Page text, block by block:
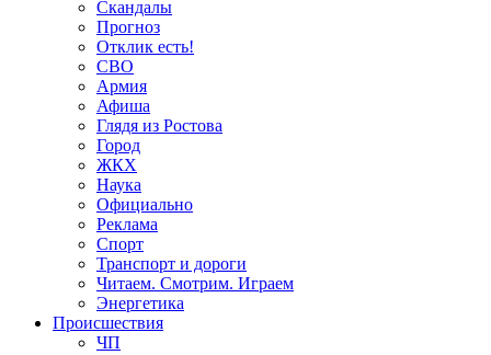
Скандалы
Прогноз
Отклик есть!
СВО
Армия
Афиша
Глядя из Ростова
Город
ЖКХ
Наука
Официально
Реклама
Спорт
Транспорт и дороги
Читаем. Смотрим. Играем
Энергетика
Происшествия
ЧП